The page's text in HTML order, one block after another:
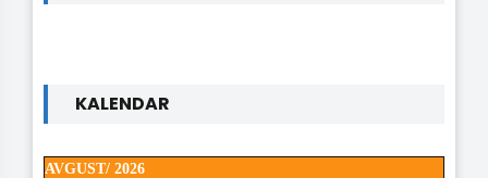
KALENDAR
AVGUST/ 2026